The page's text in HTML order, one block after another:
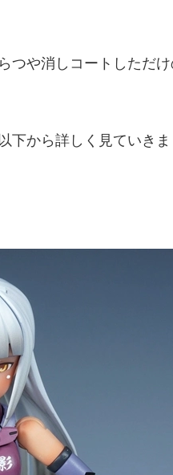
つや消しコートしただ
から詳しく見ていきま